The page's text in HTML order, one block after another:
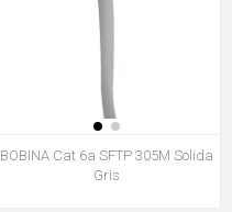
BOBINA Cat 6a SFTP 305M Solida
Gris